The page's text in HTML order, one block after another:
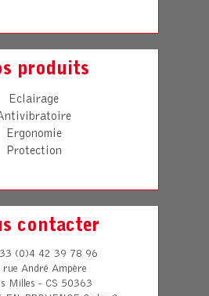
produits
Eclairage
Ergonomie
Protection
contacter
(0)4 42 39 78 96
rue André Ampère
Milles - CS 50363